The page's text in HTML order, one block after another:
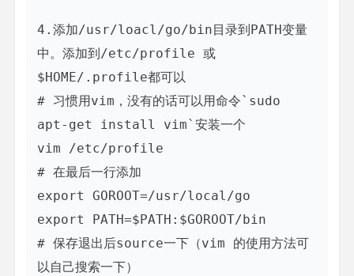
4.添加/usr/loacl/go/bin目录到PATH变量
中。添加到/etc/profile 或
$HOME/.profile都可以
# 习惯用vim，没有的话可以用命令`sudo
apt-get install vim`安装一个
vim /etc/profile
# 在最后一行添加
export GOROOT=/usr/local/go
export PATH=$PATH:$GOROOT/bin
# 保存退出后source一下（vim 的使用方法可
以自己搜索一下）